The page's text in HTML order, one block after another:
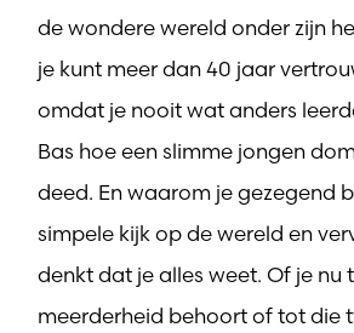
de wondere wereld onder zijn
je kunt meer dan 40 jaar
omdat je nooit wat anders
Bas hoe een slimme jongen
deed. En waarom je gezegend
simpele kijk op de wereld en
denkt dat je alles weet. Of je nu
meerderheid behoort of tot die